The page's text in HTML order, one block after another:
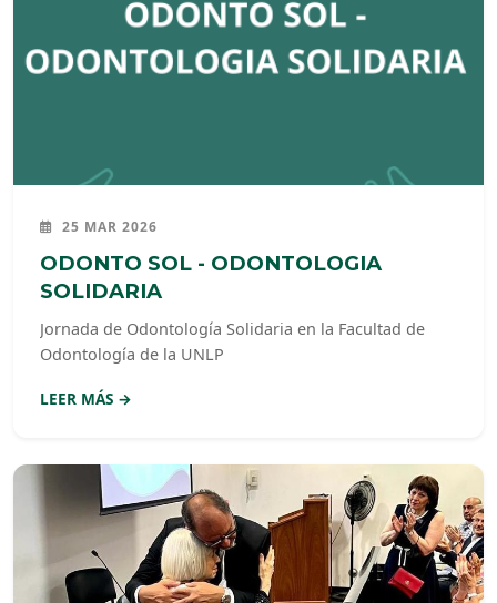
25 MAR 2026
ODONTO SOL - ODONTOLOGIA
SOLIDARIA
Jornada de Odontología Solidaria en la Facultad de
Odontología de la UNLP
LEER MÁS →